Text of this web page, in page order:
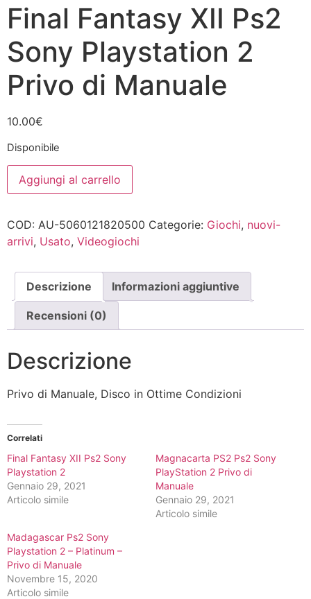
Final Fantasy XII Ps2
Sony Playstation 2
Privo di Manuale
10.00€
Disponibile
Final
Fantasy
XII
Playstation
2
Privo
Manuale
quantità
Aggiungi al carrello
COD: AU-5060121820500 Categorie: Giochi, nuovi-
arrivi, Usato, Videogiochi
Descrizione Informazioni aggiuntive
Recensioni (0)
Descrizione
Privo di Manuale, Disco in Ottime Condizioni
Correlati
Final Fantasy XII Ps2 Sony
Playstation 2
Gennaio 29, 2021
Articolo simile
Magnacarta PS2 Ps2 Sony
PlayStation 2 Privo di
Manuale
Gennaio 29, 2021
Articolo simile
Madagascar Ps2 Sony
Playstation 2 – Platinum –
Privo di Manuale
Novembre 15, 2020
Articolo simile